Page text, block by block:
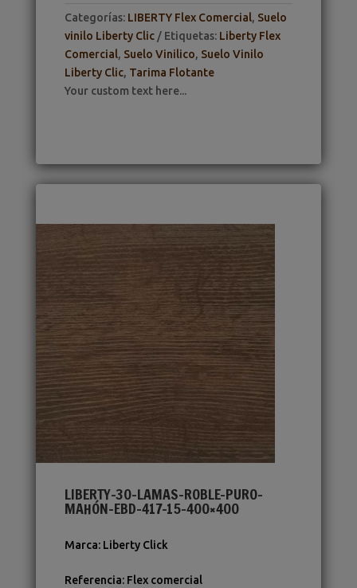
Categorías: LIBERTY Flex Comercial, Suelo
vinilo Liberty Clic
Etiquetas: Liberty Flex
Comercial, Suelo Vinilico, Suelo Vinilo
Liberty Clic, Tarima Flotante
Your custom text here...
LIBERTY-30-LAMAS-ROBLE-PURO-
MAHÓN-EBD-417-15-400×400
Marca: Liberty Click
Referencia: Flex comercial